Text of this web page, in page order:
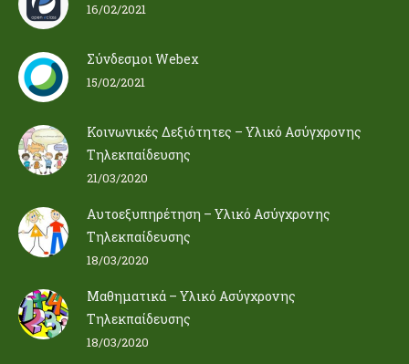
16/02/2021
Σύνδεσμοι Webex
15/02/2021
Κοινωνικές Δεξιότητες – Υλικό Ασύγχρονης
Τηλεκπαίδευσης
21/03/2020
Αυτοεξυπηρέτηση – Υλικό Ασύγχρονης
Τηλεκπαίδευσης
18/03/2020
Μαθηματικά – Υλικό Ασύγχρονης
Τηλεκπαίδευσης
18/03/2020